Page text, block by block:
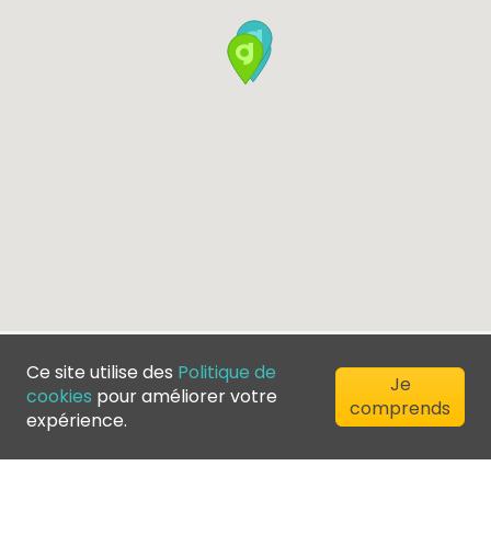
All Rights Reserved
Ce site utilise des Politique de
cookies pour améliorer votre
expérience.
Je
comprends